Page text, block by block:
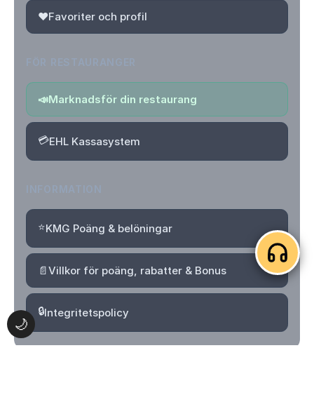
🌙
❤️Favoriter och profil
📣Marknadsför din restaurang
💳EHL Kassasystem
⭐KMG Poäng & belöningar
📄Villkor för poäng, rabatter & Bonus
🔒Integritetspolicy